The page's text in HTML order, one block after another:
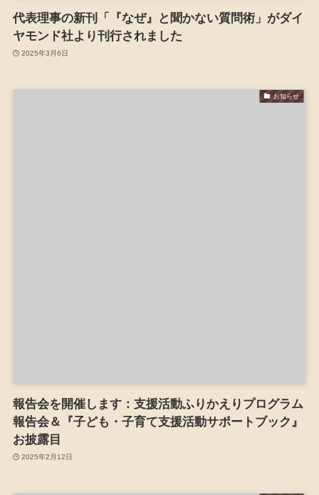
代表理事の新刊「『なぜ』と聞かない質問術」がダイ
ヤモンド社より刊行されました
2025年3月6日
お知らせ
報告会を開催します：支援活動ふりかえりプログラム
報告会＆『子ども・子育て支援活動サポートブック』
お披露目
2025年2月12日